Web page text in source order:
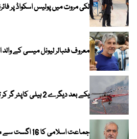
لکی مروت میں پولیس اسکواڈ پر
معروف فٹبالر لیونل میسی کے والد
یکے بعد دیگرے 2 ہیلی کاپٹر گر کر تباہ؛ متعدد ہلاکتیں
جماعت اسلامی